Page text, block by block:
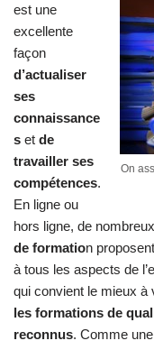
On
est une
excellente
façon
d’actualiser
ses
connaissance
s et de
travailler ses
compétences.
En ligne ou
hors ligne, de nombreux
de formation
à tous les aspects de
qui convient le mieux à
les formations de
reconnus. Comme